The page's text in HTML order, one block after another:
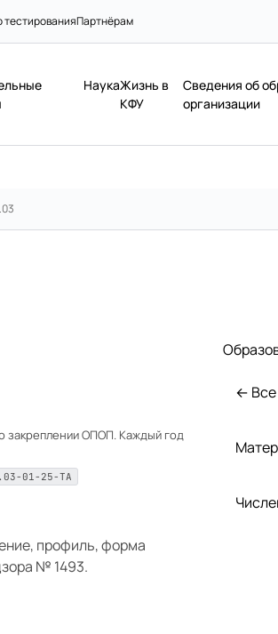
тестированияПартнёрам
НаукаЖизнь в
КФУ
Сведения об
организации
закреплении ОПОП. Каждый год
01-25-ТА
профиль, форма
№ 1493.
← Все